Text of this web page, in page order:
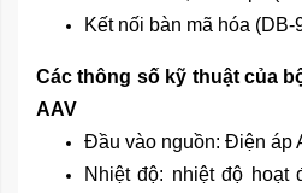
Kết nối bàn mã hóa (DB-
Các thông số kỹ thuật của
AAV
Đầu vào nguồn: Điện áp
Nhiệt độ: nhiệt độ hoạt